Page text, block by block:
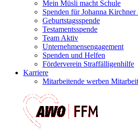
Mein Müsli macht Schule
Spenden für Johanna
Geburtstagsspende
Testamentsspende
Team Aktiv
Unternehmensengagement
Spenden und Helfen
Förderverein Straffälligenhilfe
Karriere
Mitarbeitende werben